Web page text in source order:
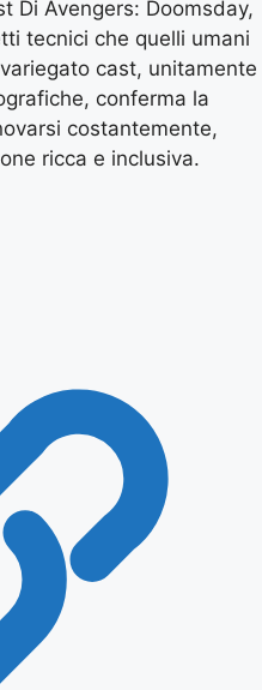
Di Avengers: Doomsday,
tecnici che quelli umani
cast, unitamente
conferma la
costantemente,
ricca e inclusiva.